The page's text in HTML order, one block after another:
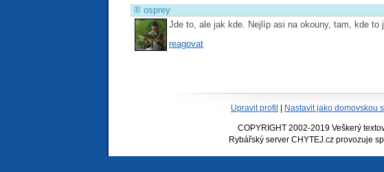
® osprey
Jde to, ale jak kde. Nejlíp asi na okouny, tam, kde to
reagovat
Upravit profil Nastavit jako domovskou
COPYRIGHT 2002-2019 Veškerý
Rybářský server CHYTEJ.cz provozuje